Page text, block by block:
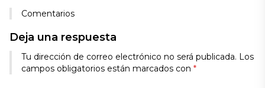
Comentarios
Deja una respuesta
Tu dirección de correo electrónico no será publicada. Los
campos obligatorios están marcados con *